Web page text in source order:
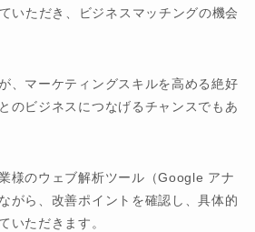
いただき、ビジネスマッチングの機会
、マーケティングスキルを高める絶好
のビジネスにつなげるチャンスでもあ
様のウェブ解析ツール（Google アナ
がら、改善ポイントを確認し、具体的
いただきます。